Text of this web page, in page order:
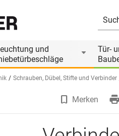
und
Tür-
Schrauben, Dübel, Stifte und Verbinder
Merken